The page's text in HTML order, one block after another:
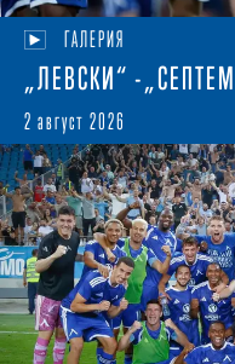
ГАЛЕРИЯ
„ЛЕВСКИ“ -
2 август 2026